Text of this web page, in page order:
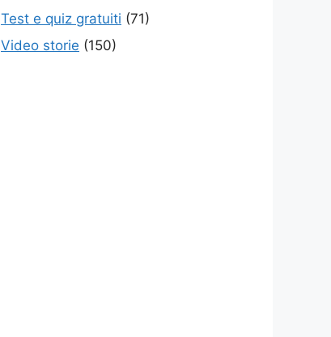
Test e quiz gratuiti (71)
Video storie (150)